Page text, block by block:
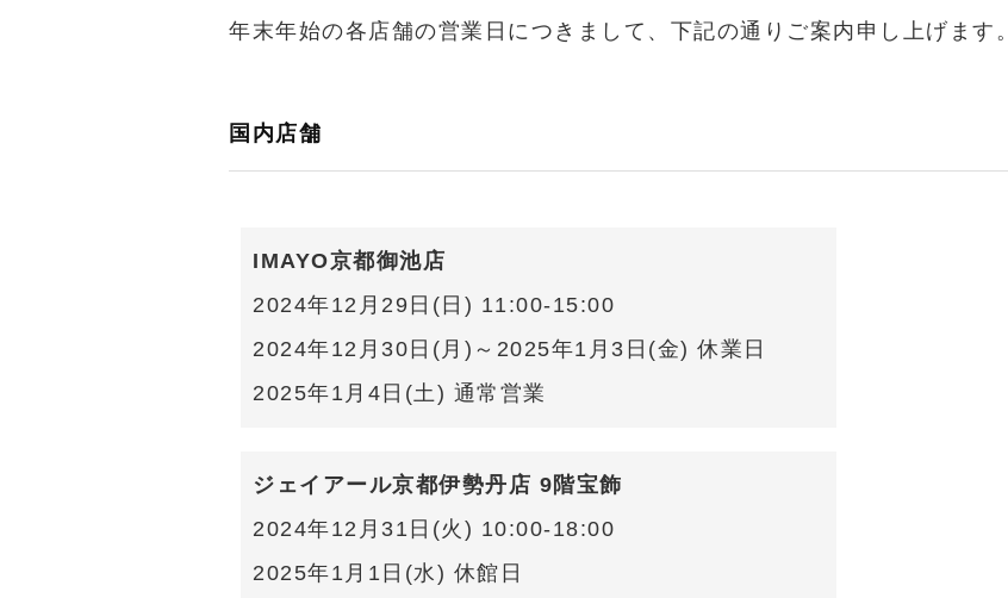
年末年始の各店舗の営業日につきまして、下記の通りご案内申し上げます。
国内店舗
IMAYO京都御池店
2024年12月29日(日) 11:00-15:00
2024年12月30日(月)～2025年1月3日(金) 休業日
2025年1月4日(土) 通常営業
ジェイアール京都伊勢丹店 9階宝飾
2024年12月31日(火) 10:00-18:00
2025年1月1日(水) 休館日